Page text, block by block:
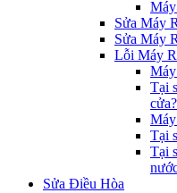
Sửa Máy
Sửa Máy
Lỗi Máy
Tại
cửa?
Tại
Tại
Sửa Điều Hòa